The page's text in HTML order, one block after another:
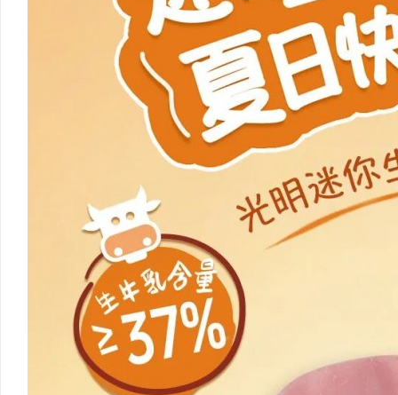
武汉配眼镜 上海配眼镜